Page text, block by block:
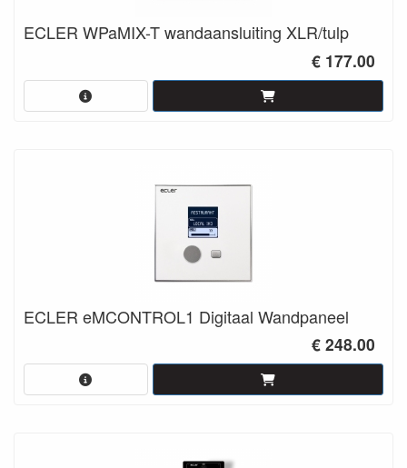
ECLER WPaMIX-T wandaansluiting XLR/tulp
€ 177.00
ECLER eMCONTROL1 Digitaal Wandpaneel
€ 248.00